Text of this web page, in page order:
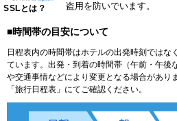
SSLとは？
盗用を防いでいます。
■時間帯の目安について
日程表内の時間帯はホテルの出発時刻ではな
ています。出発・到着の時間帯（午前・午後
や交通事情などにより変更となる場合があり
「旅行日程表」にてご確認ください。